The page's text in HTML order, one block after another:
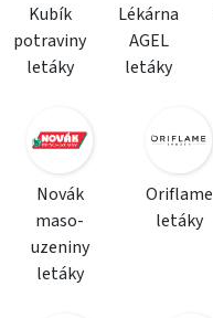
Kubík
potraviny
letáky
Lékárna
AGEL
letáky
Novák
maso-
uzeniny
letáky
Oriflame
letáky